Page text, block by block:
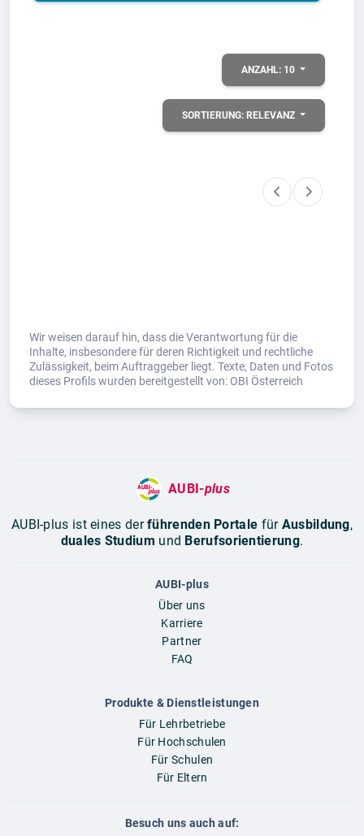
ANZAHL: 10
SORTIERUNG: RELEVANZ
Wir weisen darauf hin, dass die Verantwortung für die
Inhalte, insbesondere für deren Richtigkeit und rechtliche
Zulässigkeit, beim Auftraggeber liegt. Texte, Daten und Fotos
dieses Profils wurden bereitgestellt von: OBI Österreich
AUBI-plus
AUBI-plus ist eines derführenden Portale für Ausbildung,
duales Studium und Berufsorientierung.
AUBI-plus
Über uns
Karriere
Partner
FAQ
Produkte & Dienstleistungen
Für Lehrbetriebe
Für Hochschulen
Für Schulen
Für Eltern
Besuch uns auch auf: